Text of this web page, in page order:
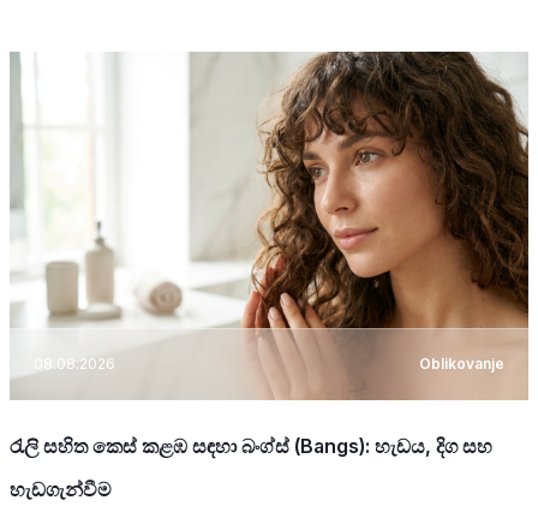
08.08.2026 Oblikovanje
රැලි සහිත කෙස් කළඹ සඳහා බංග්ස් (Bangs): හැඩය, දිග සහ
හැඩගැන්වීම